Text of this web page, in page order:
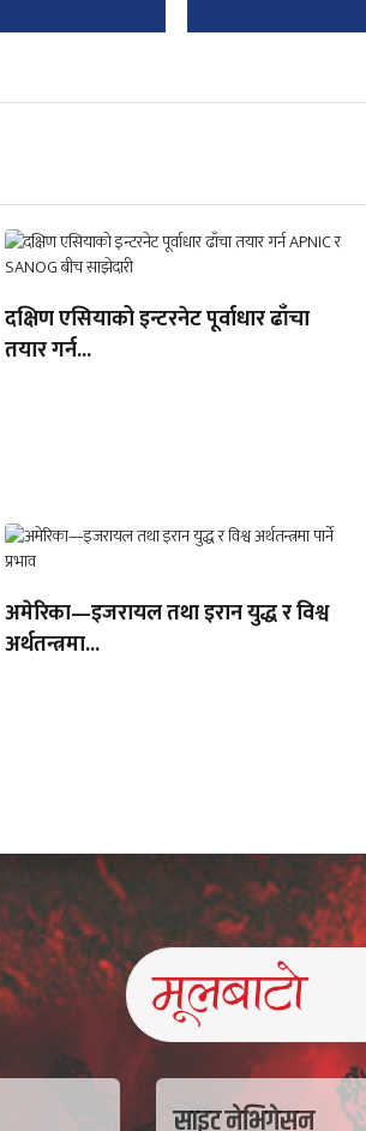
दक्षिण एसियाको इन्टरनेट पूर्वाधार ढाँचा
तयार गर्न...
अमेरिका—इजरायल तथा इरान युद्ध र विश्व
अर्थतन्त्रमा...
साइट नेभिगेसन